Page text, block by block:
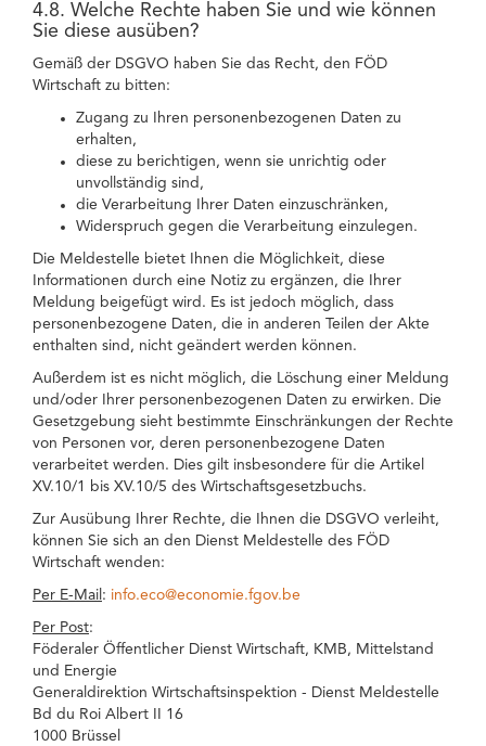
4.8. Welche Rechte haben Sie und wie können
Sie diese ausüben?
Gemäß der DSGVO haben Sie das Recht, den FÖD
Wirtschaft zu bitten:
Zugang zu Ihren personenbezogenen Daten zu
erhalten,
diese zu berichtigen, wenn sie unrichtig oder
unvollständig sind,
die Verarbeitung Ihrer Daten einzuschränken,
Widerspruch gegen die Verarbeitung einzulegen.
Die Meldestelle bietet Ihnen die Möglichkeit, diese
Informationen durch eine Notiz zu ergänzen, die Ihrer
Meldung beigefügt wird. Es ist jedoch möglich, dass
personenbezogene Daten, die in anderen Teilen der Akte
enthalten sind, nicht geändert werden können.
Außerdem ist es nicht möglich, die Löschung einer Meldung
und/oder Ihrer personenbezogenen Daten zu erwirken. Die
Gesetzgebung sieht bestimmte Einschränkungen der Rechte
von Personen vor, deren personenbezogene Daten
verarbeitet werden. Dies gilt insbesondere für die Artikel
XV.10/1 bis XV.10/5 des Wirtschaftsgesetzbuchs.
Zur Ausübung Ihrer Rechte, die Ihnen die DSGVO verleiht,
können Sie sich an den Dienst Meldestelle des FÖD
Wirtschaft wenden:
Per E-Mail : info.eco@economie.fgov.be
Per Post:
Föderaler Öffentlicher Dienst Wirtschaft, KMB, Mittelstand
und Energie
Generaldirektion Wirtschaftsinspektion - Dienst Meldestelle
Bd du Roi Albert II 16
1000 Brüssel